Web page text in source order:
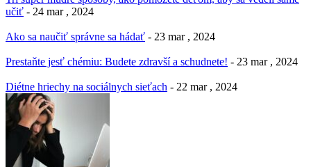
učiť - 24 mar , 2024
Ako sa naučiť správne sa hádať - 23 mar , 2024
Prestaňte jesť chémiu: Budete zdravší a schudnete! - 23 mar , 2024
Diétne hriechy na sociálnych sieťach - 22 mar , 2024